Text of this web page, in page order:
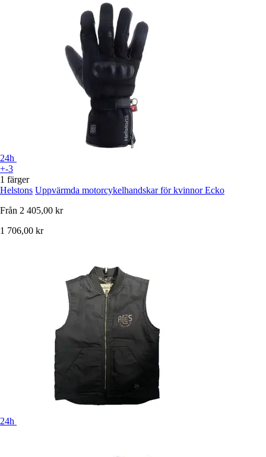
24h
+-3
1 färger
Helstons Uppvärmda motorcykelhandskar för kvinnor Ecko
Från 2 405,00 kr
1 706,00 kr
24h